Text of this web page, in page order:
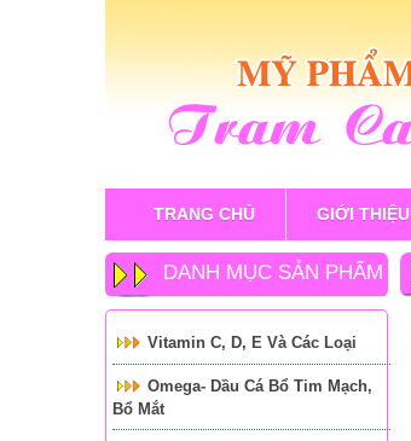
TRANG CHỦ GIỚI THIỆU
DANH MỤC SẢN PHẨM
Vitamin C, D, E Và Các Loại
Omega- Dầu Cá Bổ Tim Mạch,
Bổ Mắt